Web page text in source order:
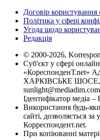
Договір користування
Політика у сфері
Угода щодо
Редакція
© 2000-2026,
Суб'єкт у сфері
«КореспонденТ.net»
ХАРКІВСЬКЕ ШОСЕ,
Ідентифікатор медіа –
Використання будь-
сайті, дозволяється
Корреспондент.net.
При копіюванні